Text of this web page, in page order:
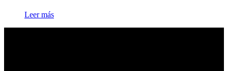
Leer más